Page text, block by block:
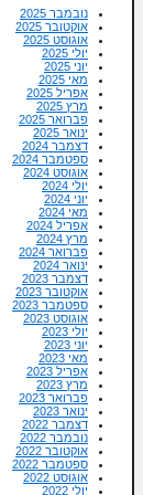
נובמבר 2025
אוקטובר 2025
אוגוסט 2025
יולי 2025
יוני 2025
מאי 2025
אפריל 2025
מרץ 2025
פברואר 2025
ינואר 2025
דצמבר 2024
ספטמבר 2024
אוגוסט 2024
יולי 2024
יוני 2024
מאי 2024
אפריל 2024
מרץ 2024
פברואר 2024
ינואר 2024
דצמבר 2023
אוקטובר 2023
ספטמבר 2023
אוגוסט 2023
יולי 2023
יוני 2023
מאי 2023
אפריל 2023
מרץ 2023
פברואר 2023
ינואר 2023
דצמבר 2022
נובמבר 2022
אוקטובר 2022
ספטמבר 2022
אוגוסט 2022
יולי 2022